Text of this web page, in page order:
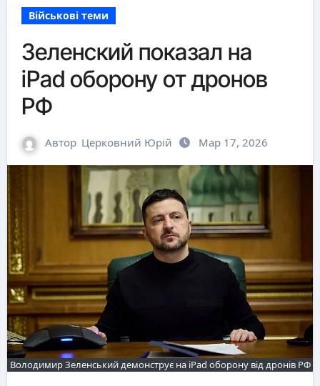
Військові теми
Зеленский показал на
iPad оборону от дронов
РФ
Автор Церковний Юрій Мар 17, 2026
Володимир Зеленський демонструє на iPad оборону від дронів РФ